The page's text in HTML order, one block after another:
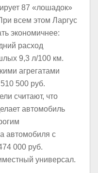
87 «лошадок»
всем этом Ларгус
экономичнее:
расход
9,3 л/100 км.
агрегатами
500 руб.
считают, что
автомобиль
автомобиля с
000 руб.
универсал.